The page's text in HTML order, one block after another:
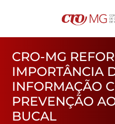
CRO-MG
IMPORTÂNCIA
INFORMAÇÃO
PREVENÇÃO
BUCAL